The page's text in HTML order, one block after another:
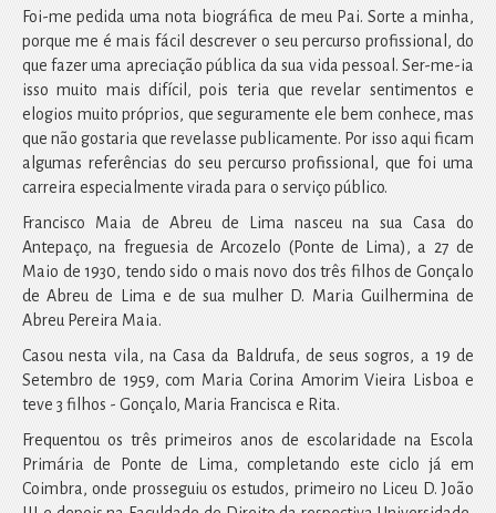
Foi-me pedida uma nota biográfica de meu Pai. Sorte a minha,
porque me é mais fácil descrever o seu percurso profissional, do
que fazer uma apreciação pública da sua vida pessoal. Ser-me-ia
isso muito mais difícil, pois teria que revelar sentimentos e
elogios muito próprios, que seguramente ele bem conhece, mas
que não gostaria que revelasse publicamente. Por isso aqui ficam
algumas referências do seu percurso profissional, que foi uma
carreira especialmente virada para o serviço público.
Francisco Maia de Abreu de Lima nasceu na sua Casa do
Antepaço, na freguesia de Arcozelo (Ponte de Lima), a 27 de
Maio de 1930, tendo sido o mais novo dos três filhos de Gonçalo
de Abreu de Lima e de sua mulher D. Maria Guilhermina de
Abreu Pereira Maia.
Casou nesta vila, na Casa da Baldrufa, de seus sogros, a 19 de
Setembro de 1959, com Maria Corina Amorim Vieira Lisboa e
teve 3 filhos - Gonçalo, Maria Francisca e Rita.
Frequentou os três primeiros anos de escolaridade na Escola
Primária de Ponte de Lima, completando este ciclo já em
Coimbra, onde prosseguiu os estudos, primeiro no Liceu D. João